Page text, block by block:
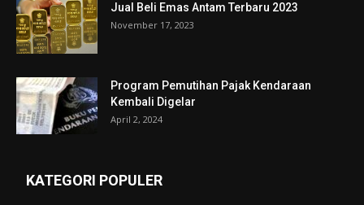
Jual Beli Emas Antam Terbaru 2023
November 17, 2023
Program Pemutihan Pajak Kendaraan
Kembali Digelar
April 2, 2024
KATEGORI POPULER